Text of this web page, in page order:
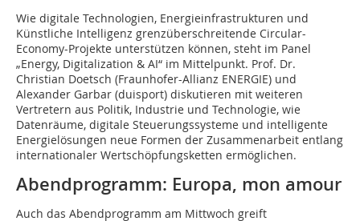
Wie digitale Technologien, Energieinfrastrukturen und
Künstliche Intelligenz grenzüberschreitende Circular-
Economy-Projekte unterstützen können, steht im Panel
„Energy, Digitalization & AI“ im Mittelpunkt. Prof. Dr.
Christian Doetsch (Fraunhofer-Allianz ENERGIE) und
Alexander Garbar (duisport) diskutieren mit weiteren
Vertretern aus Politik, Industrie und Technologie, wie
Datenräume, digitale Steuerungssysteme und intelligente
Energielösungen neue Formen der Zusammenarbeit entlang
internationaler Wertschöpfungsketten ermöglichen.
Abendprogramm: Europa, mon amour
Auch das Abendprogramm am Mittwoch greift